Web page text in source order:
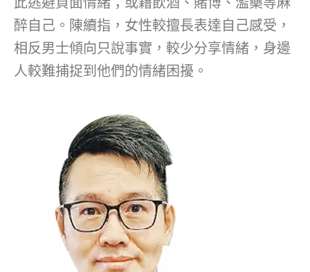
醉自己。陳續指，女性較擅長表達自己感受，
相反男士傾向只說事實，較少分享情緒，身邊
人較難捕捉到他們的情緒困擾。